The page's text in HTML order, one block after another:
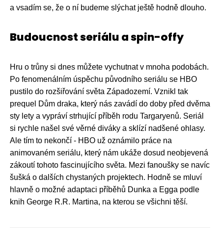
a vsadím se, že o ní budeme slýchat ještě hodně dlouho.
Budoucnost seriálu a spin-offy
Hru o trůny si dnes můžete vychutnat v mnoha podobách.
Po fenomenálním úspěchu původního seriálu se HBO
pustilo do rozšiřování světa Západozemí. Vznikl tak
prequel Dům draka, který nás zavádí do doby před dvěma
sty lety a vypráví strhující příběh rodu Targaryenů. Seriál
si rychle našel své věrné diváky a sklízí nadšené ohlasy.
Ale tím to nekončí - HBO už oznámilo práce na
animovaném seriálu, který nám ukáže dosud neobjevená
zákoutí tohoto fascinujícího světa. Mezi fanoušky se navíc
šušká o dalších chystaných projektech. Hodně se mluví
hlavně o možné adaptaci příběhů Dunka a Egga podle
knih George R.R. Martina, na kterou se všichni těší.